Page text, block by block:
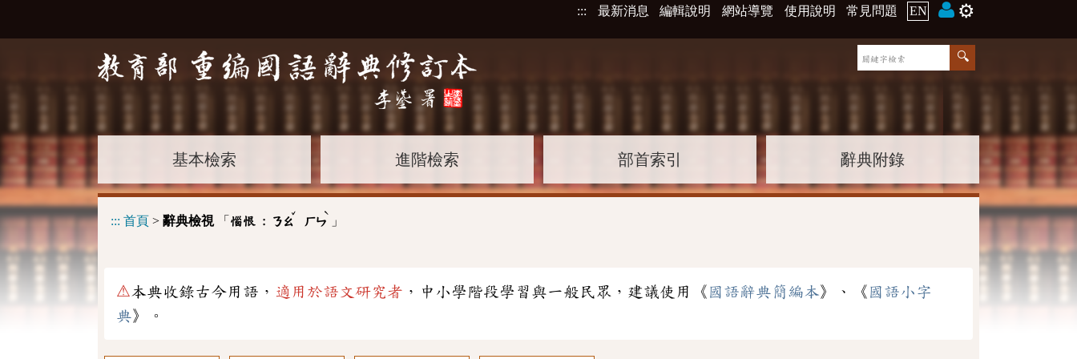
::: 最新消息 編輯說明 網站導覽 使用說明 常見問題 EN ⚙️
基本檢索 進階檢索 部首索引 辭典附錄
::: 首頁 > 辭典檢視「 惱恨 : ㄋㄠ
ˇ
ㄏㄣ
ˋ
」
⚠本典收錄古今用語， 適用於語文研究者 ，中小學階段學習與一般民眾，建議使用《 國語辭典簡編本》、《 國語小字
典》。